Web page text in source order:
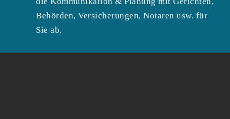
Behörden, Versicherungen, Notaren usw. für
Sie ab.